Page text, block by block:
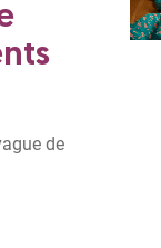
de